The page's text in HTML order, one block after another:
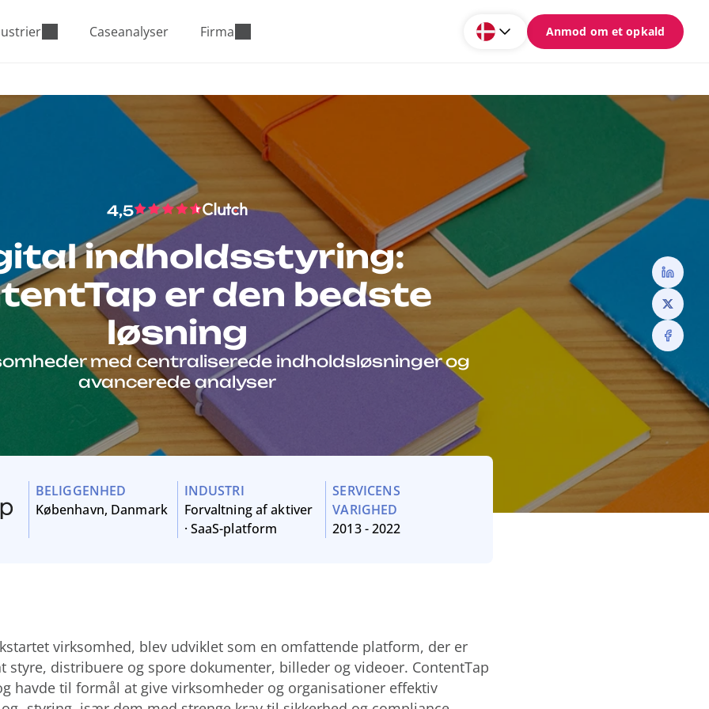
Caseanalyser Firma Anmod om et opkald
4,5
indholdsstyring:
er den bedste
løsning
med centraliserede indholdsløsninger og
avancerede analyser
BELIGGENHED
København, Danmark
INDUSTRI
Forvaltning af aktiver
·SaaS-platform
SERVICENS
VARIGHED
2013 - 2022
virksomhed, blev udviklet som en omfattende platform, der er
styre, distribuere og spore dokumenter, billeder og videoer. ContentTap
havde til formål at give virksomheder og organisationer effektiv